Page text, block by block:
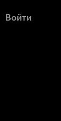
Войти